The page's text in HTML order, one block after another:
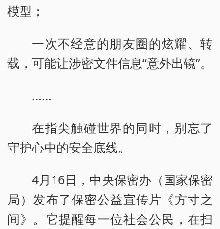
模型；
一次不经意的朋友圈的炫耀、转
载，可能让涉密文件信息“意外出镜”。
……
在指尖触碰世界的同时，别忘了
守护心中的安全底线。
4月16日，中央保密办（国家保密
局）发布了保密公益宣传片《方寸之
间》。它提醒每一位社会公民，在扫